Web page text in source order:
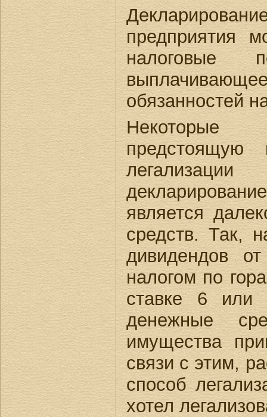
предприятия
налоговые
обязанностей
Некоторые
предстоящую
является
средств. Так,
дивидендов
налогом по
ставке 6 или
денежные
имущества
связи с этим,
способ
хотел